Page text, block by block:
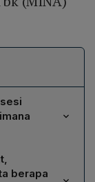
hari
menjadi
berapa